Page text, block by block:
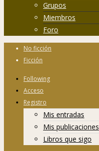
Grupos
Miembros
Foro
No ficción
Ficción
Following
Acceso
Registro
Mis entradas
Mis publicaciones
Libros que sigo